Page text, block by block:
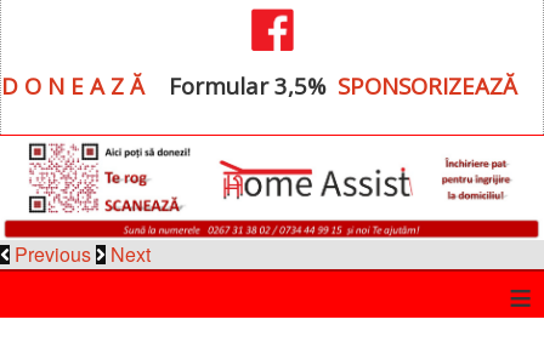
D O N E A Z Ă Formular 3,5% SPONSORIZEAZĂ
Previous Next
≡